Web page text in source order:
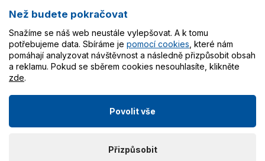
Nejoblíbenější kategorie
Služby
Vše o nákupu
© 2023-2026 Obalcentrum.cz. Všechna práva vyhrazena.
Než budete pokračovat
Snažíme se náš web neustále vylepšovat. A k tomu
potřebujeme data. Sbíráme je pomocí cookies , které nám
pomáhají analyzovat návštěvnost a následně přizpůsobit obsah
a reklamu. Pokud se sběrem cookies nesouhlasíte, klikněte
zde.
Přizpůsobit
Povolit vše